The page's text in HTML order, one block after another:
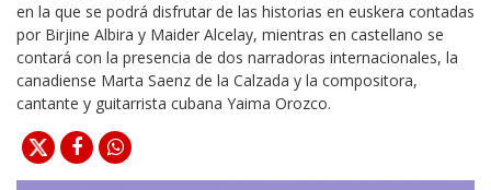
en la que se podrá disfrutar de las historias en euskera contadas
por Birjine Albira y Maider Alcelay, mientras en castellano se
contará con la presencia de dos narradoras internacionales, la
canadiense Marta Saenz de la Calzada y la compositora,
cantante y guitarrista cubana Yaima Orozco.